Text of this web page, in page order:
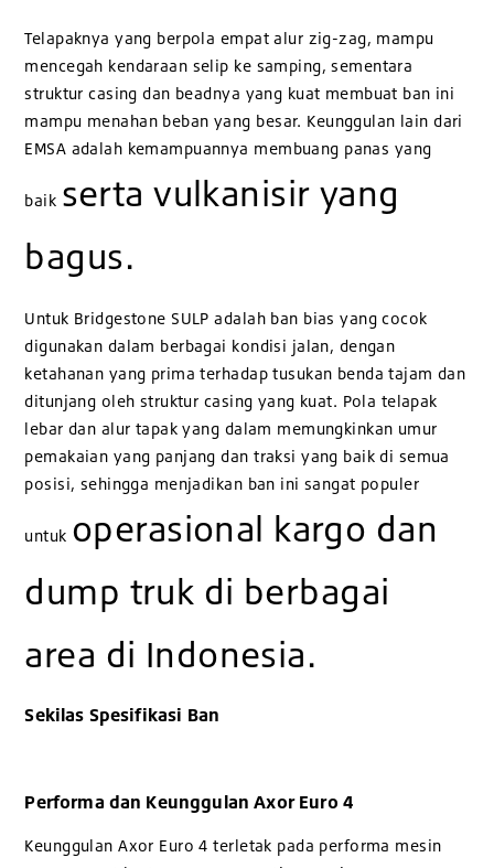
Telapaknya yang berpola empat alur zig-zag, mampu
mencegah kendaraan selip ke samping, sementara
struktur casing dan beadnya yang kuat membuat ban ini
mampu menahan beban yang besar. Keunggulan lain dari
EMSA adalah kemampuannya membuang panas yang
baik serta vulkanisir yang
bagus.
Untuk Bridgestone SULP adalah ban bias yang cocok
digunakan dalam berbagai kondisi jalan, dengan
ketahanan yang prima terhadap tusukan benda tajam dan
ditunjang oleh struktur casing yang kuat. Pola telapak
lebar dan alur tapak yang dalam memungkinkan umur
pemakaian yang panjang dan traksi yang baik di semua
posisi, sehingga menjadikan ban ini sangat populer
untuk operasional kargo dan
dump truk di berbagai
area di Indonesia.
Sekilas Spesifikasi Ban
Performa dan Keunggulan Axor Euro 4
Keunggulan Axor Euro 4 terletak pada performa mesin